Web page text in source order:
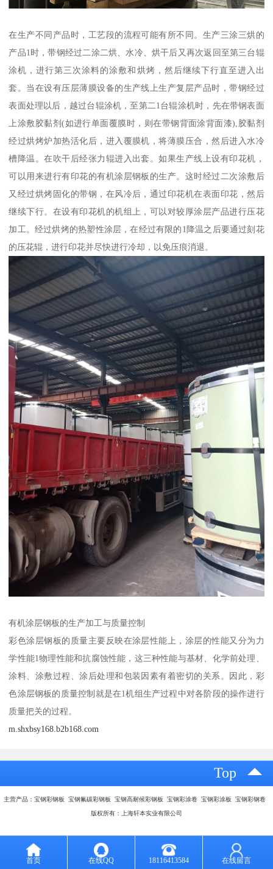
在生产不同产品时，工艺段的流程可能有所不同。生产三涂三烘的
产品1时，带钢经过二涂二烘、水冷、烘干后又再次返回至第三台辊
涂机，进行第三次涂料的涂敷和烘烤，然后继续下行直至进入出
套。当在设有压层薄膜设备的生产线上生产复层产品时，带钢经过
表面处理以后，越过台辊涂机，至第二1台辊涂机时，先在带钢表面
上涂敷胶黏剂(如进行单面覆膜时，则在带钢背面涂背面漆),胶黏剂
经过烘烤炉加热活化后，进入覆膜机，将薄膜压合，然后进入水冷
槽降温。在吹干后经张力辊进入出套。如果生产线上设有印花机，
可以用来进行有印花的有机涂层钢板的生产。这时经过二次涂敷后
又经过烘烤固化的带钢，在风冷后，通过印花机在表面印花，然后
继续下行。在设有印花机的机组上，可以对较厚涂层产品进行压花
加工。经过烘烤的热塑性涂层，在经过有限的1降温之后要通过刻花
的压花辊，进行印花并尽快进行冷却，以免压痕消退。
有机涂层钢板的生产加工与质量控制
彩色涂层钢板的质量主要反映在涂层性能上，涂层的性能又分为力
学性能1物理性能和抗腐蚀性能，这三种性能与基材、化学前处理、
涂料、涂敷过程、涂后处理和包装因素有着密切的关系。因此，彩
色涂层钢板的质量控制就是在1机组生产过程中对各阶段的操作进行
质量把关的过程。
m.shxbsy168.b2b168.com
Top
主营产品：宝钢彩钢板 宝钢氟碳彩钢板 宝钢高耐候彩钢板 宝钢彩涂卷 宝钢彩涂板 宝钢彩钢卷
版权所有：上海轩本实业有限公司
首页 在线QQ 18116413584 在线留言